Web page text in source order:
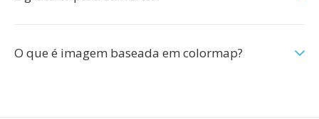
O que é imagem baseada em colormap?